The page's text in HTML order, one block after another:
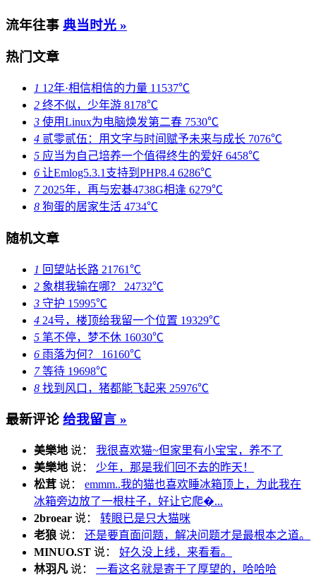
流年往事 典当时光 »
热门文章
1 12年·相信相信的力量 11537℃
2 终不似，少年游 8178℃
3 使用Linux为电脑焕发第二春 7530℃
4 贰零贰伍：用文字与时间赋予未来与成长 7076℃
5 应当为自己培养一个值得终生的爱好 6458℃
6 让Emlog5.3.1支持到PHP8.4 6286℃
72025年，再与宏碁4738G相逢 6279℃
8 狗蛋的居家生活 4734℃
随机文章
1 回望站长路 21761℃
2 象棋我输在哪？ 24732℃
3 守护 15995℃
4 24号，楼顶给我留一个位置 19329℃
5 笔不停，梦不休 16030℃
6 雨落为何？ 16160℃
7等待 19698℃
8 找到风口，猪都能飞起来 25976℃
最新评论 给我留言 »
美樂地 说： 我很喜欢猫~但家里有小宝宝，养不了
美樂地 说： 少年，那是我们回不去的昨天！
松茸 说： emmm..我的猫也喜欢睡冰箱顶上，为此我在
冰箱旁边放了一根柱子，好让它爬�...
2broear 说： 转眼已是只大猫咪
老狼 说： 还是要直面问题，解决问题才是最根本之道。
MINUO.ST 说： 好久没上线，来看看。
林羽凡 说： 一看这名就是寄于了厚望的，哈哈哈